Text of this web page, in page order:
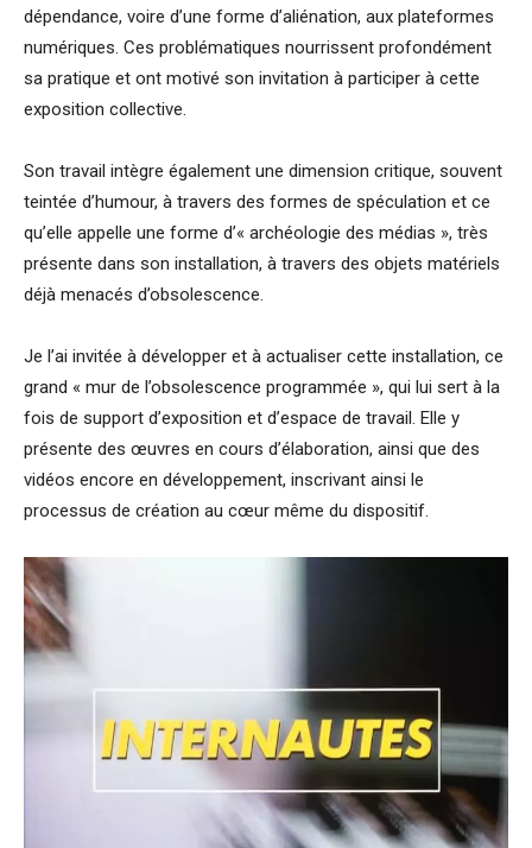
dépendance, voire d’une forme d’aliénation, aux plateformes
numériques. Ces problématiques nourrissent profondément
sa pratique et ont motivé son invitation à participer à cette
exposition collective.
Son travail intègre également une dimension critique, souvent
teintée d’humour, à travers des formes de spéculation et ce
qu’elle appelle une forme d’« archéologie des médias », très
présente dans son installation, à travers des objets matériels
déjà menacés d’obsolescence.
Je l’ai invitée à développer et à actualiser cette installation, ce
grand « mur de l’obsolescence programmée », qui lui sert à la
fois de support d’exposition et d’espace de travail. Elle y
présente des œuvres en cours d’élaboration, ainsi que des
vidéos encore en développement, inscrivant ainsi le
processus de création au cœur même du dispositif.